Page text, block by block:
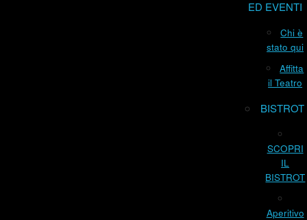
ED EVENTI
Chi è
stato qui
Affitta
il Teatro
BISTROT
SCOPRI
IL
BISTROT
Aperitivo